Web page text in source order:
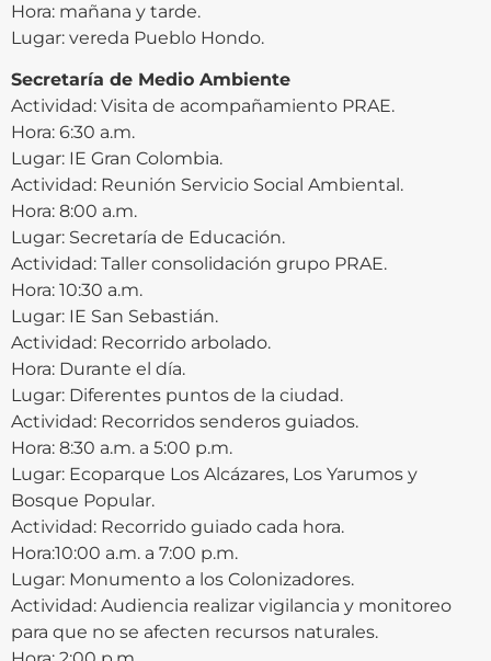
Hora: mañana y tarde.
Lugar: vereda Pueblo Hondo.
Secretaría de Medio Ambiente
Actividad: Visita de acompañamiento PRAE.
Hora: 6:30 a.m.
Lugar: IE Gran Colombia.
Actividad: Reunión Servicio Social Ambiental.
Hora: 8:00 a.m.
Lugar: Secretaría de Educación.
Actividad: Taller consolidación grupo PRAE.
Hora: 10:30 a.m.
Lugar: IE San Sebastián.
Actividad: Recorrido arbolado.
Hora: Durante el día.
Lugar: Diferentes puntos de la ciudad.
Actividad: Recorridos senderos guiados.
Hora: 8:30 a.m. a 5:00 p.m.
Lugar: Ecoparque Los Alcázares, Los Yarumos y
Bosque Popular.
Actividad: Recorrido guiado cada hora.
Hora:10:00 a.m. a 7:00 p.m.
Lugar: Monumento a los Colonizadores.
Actividad: Audiencia realizar vigilancia y monitoreo
para que no se afecten recursos naturales.